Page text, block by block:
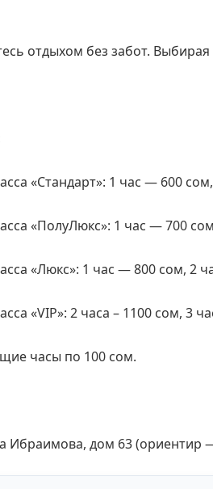
отдыхом без забот.
«Стандарт»: 1 час — 600
«ПолуЛюкс»: 1 час — 700
«Люкс»: 1 час — 800 сом, 2
«VIP»: 2 часа – 1100 сом, 3
часы по 100 сом.
Ибраимова, дом 63